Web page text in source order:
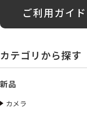
ご利用ガイド
カテゴリから探す
新品
カメラ